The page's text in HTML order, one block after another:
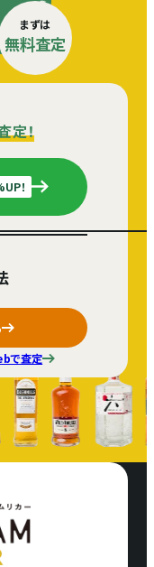
まずは
無料査定
定！
！
で査定